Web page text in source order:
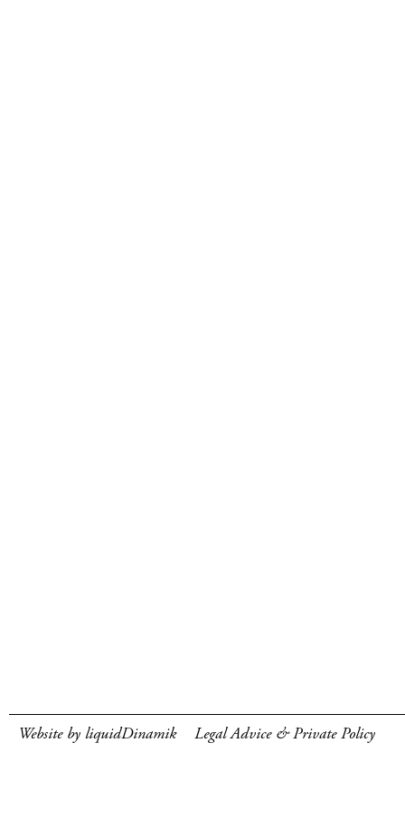
Website by liquidDinamik Legal Advice & Private Policy